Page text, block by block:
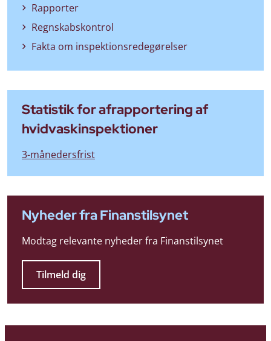
Rapporter
Regnskabskontrol
Fakta om inspektionsredegørelser
Statistik for afrapportering af
hvidvaskinspektioner
3-månedersfrist
Nyheder fra Finanstilsynet
Modtag relevante nyheder fra Finanstilsynet
Tilmeld dig